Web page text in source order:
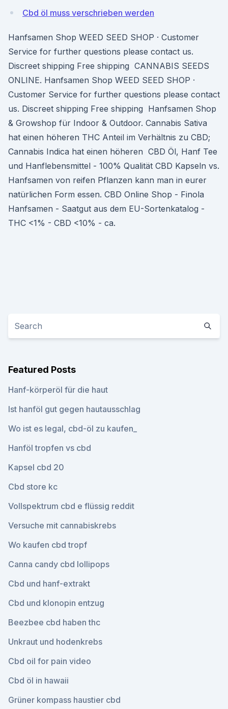
Cbd öl muss verschrieben werden
Hanfsamen Shop WEED SEED SHOP · Customer
Service for further questions please contact us.
Discreet shipping Free shipping CANNABIS SEEDS
ONLINE. Hanfsamen Shop WEED SEED SHOP ·
Customer Service for further questions please contact
us. Discreet shipping Free shipping Hanfsamen Shop
& Growshop für Indoor & Outdoor. Cannabis Sativa
hat einen höheren THC Anteil im Verhältnis zu CBD;
Cannabis Indica hat einen höheren CBD Öl, Hanf Tee
und Hanflebensmittel - 100% Qualität CBD Kapseln vs.
Hanfsamen von reifen Pflanzen kann man in eurer
natürlichen Form essen. CBD Online Shop - Finola
Hanfsamen - Saatgut aus dem EU-Sortenkatalog -
THC <1% - CBD <10% - ca.
Featured Posts
Hanf-körperöl für die haut
Ist hanföl gut gegen hautausschlag
Wo ist es legal, cbd-öl zu kaufen_
Hanföl tropfen vs cbd
Kapsel cbd 20
Cbd store kc
Vollspektrum cbd e flüssig reddit
Versuche mit cannabiskrebs
Wo kaufen cbd tropf
Canna candy cbd lollipops
Cbd und hanf-extrakt
Cbd und klonopin entzug
Beezbee cbd haben thc
Unkraut und hodenkrebs
Cbd oil for pain video
Cbd öl in hawaii
Grüner kompass haustier cbd